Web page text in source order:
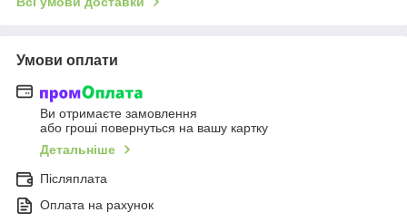
Умови оплати
Ви отримаєте замовлення
або гроші повернуться на вашу картку
Детальніше
Післяплата
Оплата на рахунок